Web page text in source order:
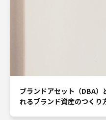
ブランドアセット（DBA）
れるブランド資産のつくり